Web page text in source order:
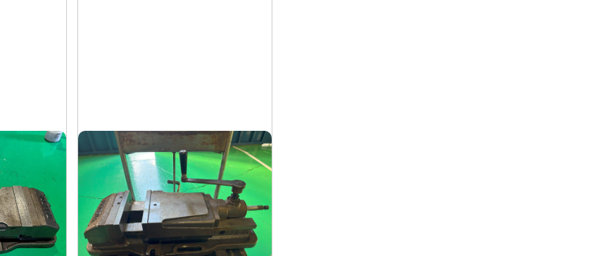
油圧バイス
メーカー 武田
形 式TK-200HVS-U
式-